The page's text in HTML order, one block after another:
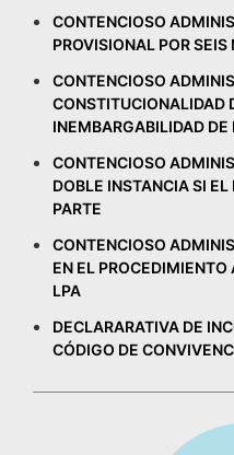
CONTENCIOSO
PROVISIONAL POR
CONTENCIOSO
CONSTITUCIONALIDAD
INEMBARGABILIDAD
CONTENCIOSO
DOBLE INSTANCIA SI
PARTE
CONTENCIOSO
EN EL
LPA
DECLARARATIVA DE
CÓDIGO DE